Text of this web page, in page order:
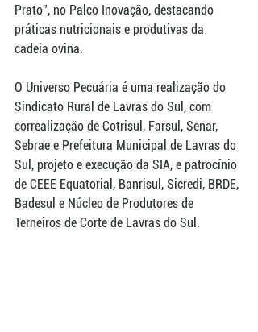
Prato”, no Palco Inovação, destacando
práticas nutricionais e produtivas da
cadeia ovina.
O Universo Pecuária é uma realização do
Sindicato Rural de Lavras do Sul, com
correalização de Cotrisul, Farsul, Senar,
Sebrae e Prefeitura Municipal de Lavras do
Sul, projeto e execução da SIA, e patrocínio
de CEEE Equatorial, Banrisul, Sicredi, BRDE,
Badesul e Núcleo de Produtores de
Terneiros de Corte de Lavras do Sul.